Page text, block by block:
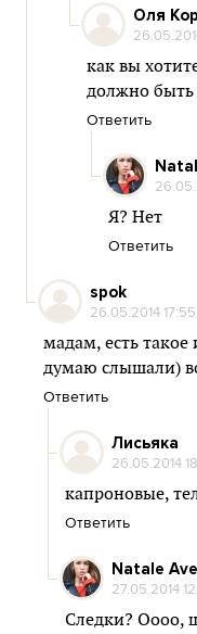
Оля
как вы
должно
Ответить
Я? Нет
Ответить
spok
26.05.2014 17:55
мадам, есть такое
думаю слышали)
Ответить
Лисьяка
26.05.2014
капроновые,
Ответить
Natale
27.05.2014
Следки? Оооо,